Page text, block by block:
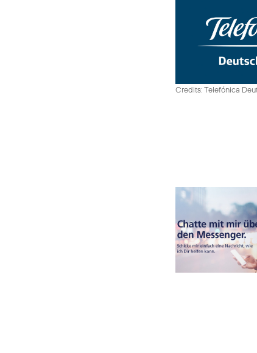
Credits: Telefónica